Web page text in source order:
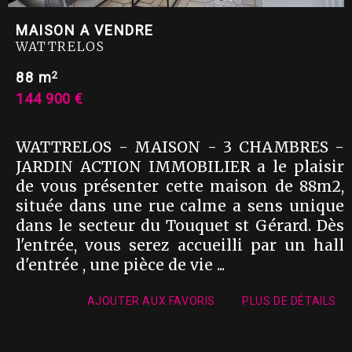
MAISON A VENDRE
WATTRELOS
88 m2
144 900 €
WATTRELOS - MAISON - 3 CHAMBRES -
JARDIN ACTION IMMOBILIER a le plaisir
de vous présenter cette maison de 88m2,
située dans une rue calme a sens unique
dans le secteur du Touquet st Gérard. Dès
l'entrée, vous serez accueilli par un hall
d'entrée , une pièce de vie ...
AJOUTER AUX FAVORIS PLUS DE DÉTAILS